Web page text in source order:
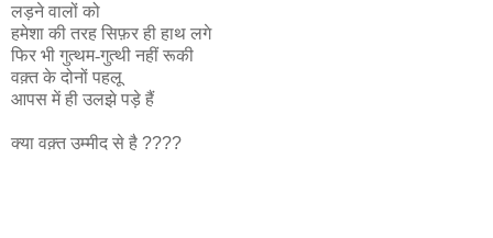
लड़ने वालों को
हमेशा की तरह सिफ़र ही हाथ लगे
फिर भी गुत्थम-गुत्थी नहीं रूकी
वक़्त के दोनों पहलू
आपस में ही उलझे पड़े हैं
क्या वक़्त उम्मीद से है ????